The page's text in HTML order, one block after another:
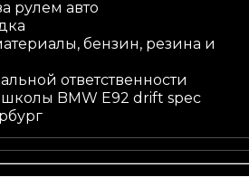
рулем авто
бензин, резина и
ответственности
BMW E92 drift spec